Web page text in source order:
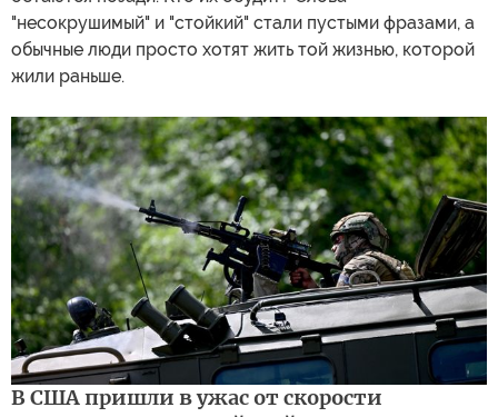
"несокрушимый" и "стойкий" стали пустыми фразами, а
обычные люди просто хотят жить той жизнью, которой
жили раньше.
В США пришли в ужас от скорости